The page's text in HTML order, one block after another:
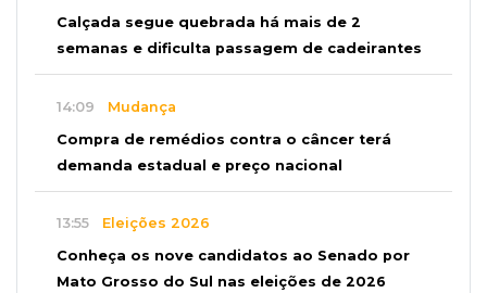
Calçada segue quebrada há mais de 2
semanas e dificulta passagem de cadeirantes
14:09 Mudança
Compra de remédios contra o câncer terá
demanda estadual e preço nacional
13:55 Eleições 2026
Conheça os nove candidatos ao Senado por
Mato Grosso do Sul nas eleições de 2026